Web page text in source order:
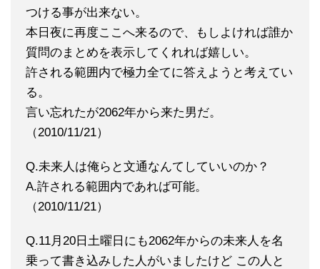
つける事が出来ない。
本日夜に再度ここへ来るので、もしよければ誰か
質問のまとめを表示してくれれば嬉しい。
許される範囲内で極力全てに答えようと考えてい
る。
言い忘れたが2062年から来た男だ。
（2010/11/21）
Q.未来人は俺らと文通なんてしていいのか？
A.許される範囲内であれば可能。
（2010/11/21）
Q.11月20日土曜日にも2062年からの未来人を名
乗って書き込みした人がいましたけど この人と